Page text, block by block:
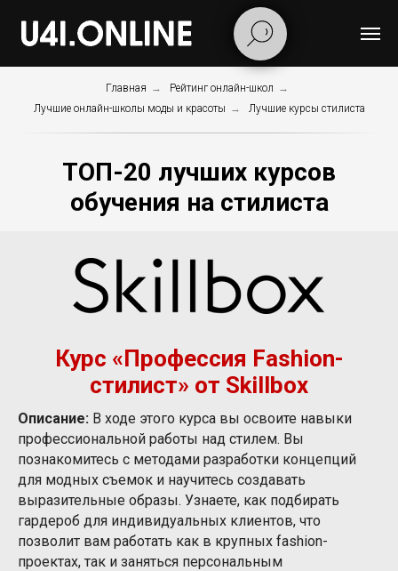
Главная → Рейтинг онлайн-школ →
Лучшие онлайн-школы моды и красоты → Лучшие курсы стилиста
ТОП-20 лучших курсов
обучения на стилиста
Курс «Профессия Fashion-
стилист» от Skillbox
Описание: В ходе этого курса вы освоите навыки
профессиональной работы над стилем. Вы
познакомитесь с методами разработки концепций
для модных съемок и научитесь создавать
выразительные образы. Узнаете, как подбирать
гардероб для индивидуальных клиентов, что
позволит вам работать как в крупных fashion-
проектах, так и заняться персональным